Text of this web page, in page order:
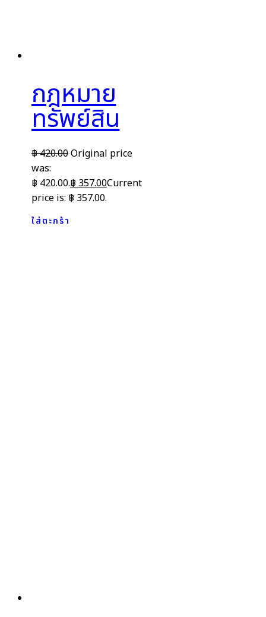
กฎหมาย
ทรัพย์สิน
฿420.00Original price
was:
฿ 420.00.฿357.00Current
price is: ฿ 357.00.
ใส่ตะกร้า